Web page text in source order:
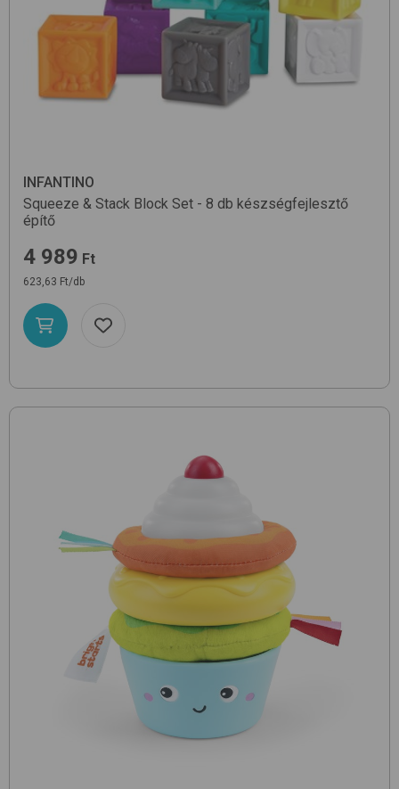
INFANTINO
Squeeze & Stack Block Set - 8 db készségfejlesztő
építő
4 989 Ft
623,63 Ft/db